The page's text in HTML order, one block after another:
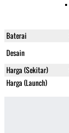
Baterai
Desain
Harga (Sekitar)
Harga (Launch)